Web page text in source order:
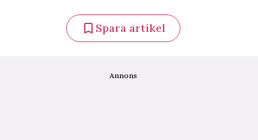
Spara artikel
Annons